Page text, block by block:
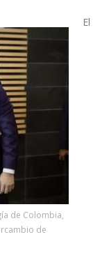
de Colombia,
de
El